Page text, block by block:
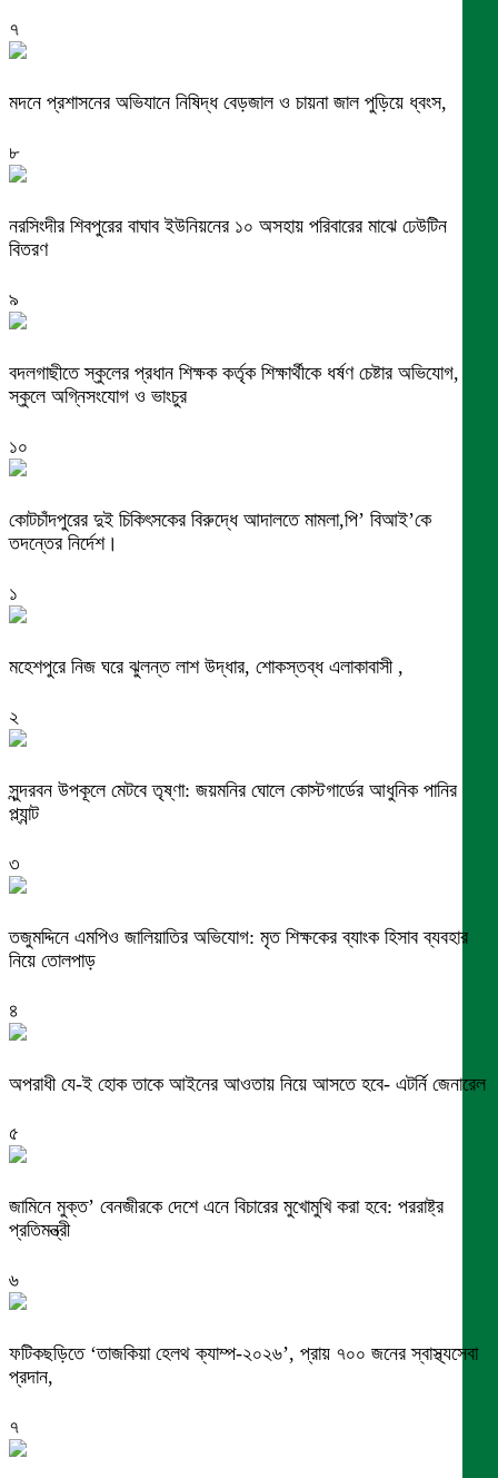
৭
মদনে প্রশাসনের অভিযানে নিষিদ্ধ বেড়জাল ও চায়না জাল পুড়িয়ে ধ্বংস,
৮
নরসিংদীর শিবপুরের বাঘাব ইউনিয়নের ১০ অসহায় পরিবারের মাঝে ঢেউটিন
বিতরণ
৯
বদলগাছীতে স্কুলের প্রধান শিক্ষক কর্তৃক শিক্ষার্থীকে ধর্ষণ চেষ্টার অভিযোগ,
স্কুলে অগ্নিসংযোগ ও ভাংচুর
১০
কোটচাঁদপুরের দুই চিকিৎসকের বিরুদ্ধে আদালতে মামলা,পি’ বিআই’কে
তদন্তের নির্দেশ।
১
মহেশপুরে নিজ ঘরে ঝুলন্ত লাশ উদ্ধার, শোকস্তব্ধ এলাকাবাসী ,
২
সুন্দরবন উপকূলে মেটবে তৃষ্ণা: জয়মনির ঘোলে কোস্টগার্ডের আধুনিক পানির
প্ল্যান্ট
৩
তজুমদ্দিনে এমপিও জালিয়াতির অভিযোগ: মৃত শিক্ষকের ব্যাংক হিসাব ব্যবহার
নিয়ে তোলপাড়
৪
অপরাধী যে-ই হোক তাকে আইনের আওতায় নিয়ে আসতে হবে- এটর্নি জেনারেল
৫
জামিনে মুক্ত’ বেনজীরকে দেশে এনে বিচারের মুখোমুখি করা হবে: পররাষ্ট্র
প্রতিমন্ত্রী
৬
ফটিকছড়িতে ‘তাজকিয়া হেলথ ক্যাম্প-২০২৬’, প্রায় ৭০০ জনের স্বাস্থ্যসেবা
প্রদান,
৭